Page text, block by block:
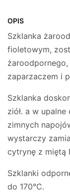
OPIS
Szklanka
fioletowym,
zaparzaczem i
Szklanka
ziół. a w
zimnych
wystarczy
cytrynę z miętą
Szklanki
do 170°C.